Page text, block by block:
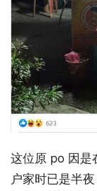
这位原 po 因是
户家时已是半